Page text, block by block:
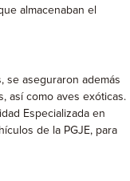
almacenaban el
se aseguraron además
así como aves exóticas.
Especializada en
de la PGJE, para